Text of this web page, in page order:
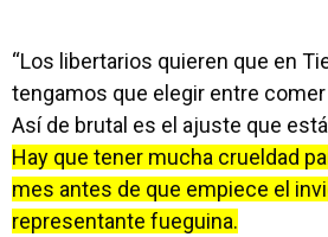
“Los libertarios quieren que en
tengamos que elegir entre
Así de brutal es el ajuste que
Hay que tener mucha crueldad
mes antes de que empiece el
representante fueguina.